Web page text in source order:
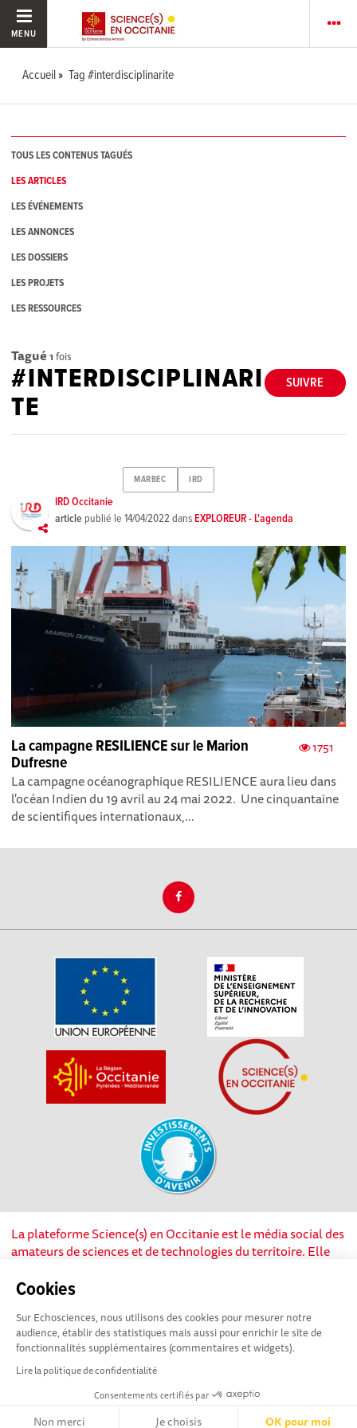
Cookies
Sur Echosciences, nous utilisons des cookies pour mesurer notre
audience, établir des statistiques mais aussi pour enrichir le site de
fonctionnalités supplémentaires (commentaires et widgets).
Lire la politique de confidentialité
Consentements certifiés par
Non merci Je choisis OK pour moi
MENU
Accueil Tag #interdisciplinarite
TOUS LES CONTENUS TAGUÉS
LES ARTICLES
LES ÉVÉNEMENTS
LES ANNONCES
LES DOSSIERS
LES PROJETS
LES RESSOURCES
Tagué 1 fois
SUIVRE
#INTERDISCIPLINARI
TE
MARBEC IRD
IRD Occitanie
article publié le14/04/2022 dansEXPLOREUR - L'agenda
1751
La campagne RESILIENCE sur le Marion
Dufresne
La campagne océanographique RESILIENCE aura lieu dans
l'océan Indien du 19 avril au 24 mai 2022. Une cinquantaine
de scientifiques internationaux,...
La plateforme Science(s) en Occitanie est le média social des
amateurs de sciences et de technologies du territoire. Elle
soutien de nombreux acteurs locaux. Ce projet est cofinancé
l’Union européenne via les fonds européen de
développement régional. Science(s) en Occitanie est une
plateforme Echosciences by Amcsti.
Mentions légales|Politique de confidentialité
Ligne éditoriale